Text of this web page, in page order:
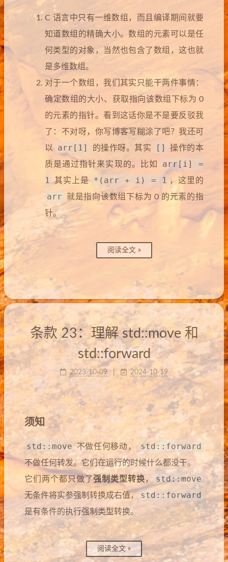
C 语言中只有一维数组，而且编译期间就要
知道数组的精确大小。数组的元素可以是任
何类型的对象，当然也包含了数组，这也就
是多维数组。
对于一个数组，我们其实只能干两件事情：
确定数组的大小、获取指向该数组下标为 0
的元素的指针。看到这话你是不是要反驳我
了：不对呀，你写博客写糊涂了吧？我还可
以
arr[1] 的操作呀。其实 []
操作的本
质是通过指针来实现的。比如
arr[i] =
1 其实上是 *(arr + i) = 1 ，这里的
arr
就是指向该数组下标为 0 的元素的指
针。
阅读全文 »
条款 23：理解 std::move 和
std::forward
2023-10-09 2024-10-19
须知
std::move 不做任何移动， std::forward
不做任何转发。它们在运行的时候什么都没干。
它们两个都只做了强制类型转换 ， std::move
无条件将实参强制转换成右值， std::forward
是有条件的执行强制类型转换。
阅读全文 »